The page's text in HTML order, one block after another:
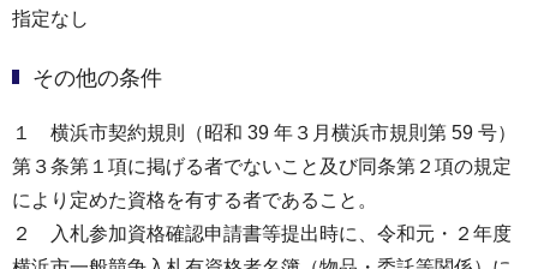
指定なし
その他の条件
１ 横浜市契約規則（昭和 39 年３月横浜市規則第 59 号）
第３条第１項に掲げる者でないこと及び同条第２項の規定
により定めた資格を有する者であること。
２ 入札参加資格確認申請書等提出時に、令和元・２年度